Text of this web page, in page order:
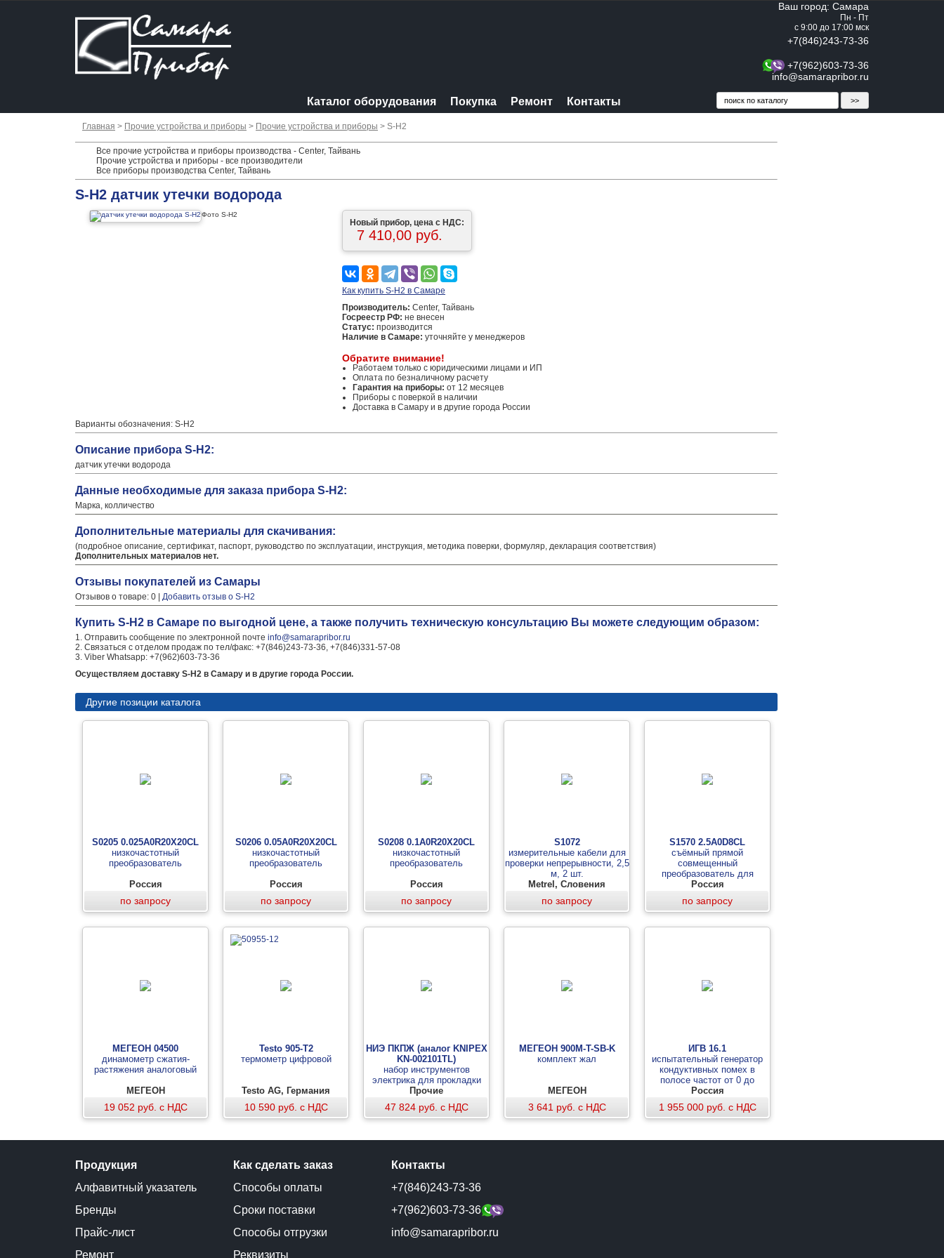
Ваш город: Самара
Пн - Пт
с 9:00 до 17:00 мск
+7(846)243-73-36
+7(962)603-73-36
info@samarapribor.ru
Каталог оборудования Покупка Ремонт Контакты
Главная > Прочие устройства и приборы > Прочие устройства и приборы > S-H2
Все прочие устройства и приборы производства - Center, Тайвань
Прочие устройства и приборы - все производители
Все приборы производства Center, Тайвань
S-H2 датчик утечки водорода
Фото S-H2
Новый прибор, цена с НДС:
7 410,00 руб.
Как купить S-H2 в Самаре
Производитель: Center, Тайвань
Госреестр РФ: не внесен
Статус: производится
Наличие в Самаре: уточняйте у менеджеров
Обратите внимание!
Работаем только с юридическими лицами и ИП
Оплата по безналичному расчету
Гарантия на приборы: от 12 месяцев
Приборы с поверкой в наличии
Доставка в Самару и в другие города России
Варианты обозначения: S-H2
Описание прибора S-H2:
датчик утечки водорода
Данные необходимые для заказа прибора S-H2:
Марка, колличество
Дополнительные материалы для скачивания:
(подробное описание, сертификат, паспорт, руководство по эксплуатации, инструкция, методика поверки, формуляр, декларация соответствия)
Дополнительных материалов нет.
Отзывы покупателей из Самары
Отзывов о товаре: 0 | Добавить отзыв о S-H2
Купить S-H2 в Самаре по выгодной цене, а также получить техническую консультацию Вы можете следующим образом:
1. Отправить сообщение по электронной почте info@samarapribor.ru
2. Связаться с отделом продаж по тел/факс: +7(846)243-73-36, +7(846)331-57-08
3. Viber Whatsapp: +7(962)603-73-36
Осуществляем доставку S-H2 в Самару и в другие города России.
Другие позиции каталога
S0205 0.025A0R20Х20CL
низкочастотный
преобразователь
Россия
по запросу
S0206 0.05A0R20Х20CL
низкочастотный
преобразователь
Россия
по запросу
S0208 0.1A0R20Х20CL
низкочастотный
преобразователь
Россия
по запросу
S1072
измерительные кабели для
проверки непрерывности, 2,5
м, 2 шт.
Metrel, Словения
по запросу
S1570 2.5A0D8CL
съёмный прямой
совмещенный
преобразователь для
толщиномера А1207С
Россия
по запросу
МЕГЕОН 04500
динамометр сжатия-
растяжения аналоговый
МЕГЕОН
19 052 руб. с НДС
Testo 905-T2
термометр цифровой
Testo AG, Германия
10 590 руб. с НДС
НИЭ ПКПЖ (аналог KNIPEX
KN-002101TL)
набор инструментов
электрика для прокладки
кабеля в производственных
и жилых помещениях
Прочие
47 824 руб. с НДС
МЕГЕОН 900M-T-SB-K
комплект жал
МЕГЕОН
3 641 руб. с НДС
ИГВ 16.1
испытательный генератор
кондуктивных помех в
полосе частот от 0 до
150кГц
Россия
1 955 000 руб. с НДС
Продукция
Алфавитный указатель
Бренды
Прайс-лист
Ремонт
Как сделать заказ
Способы оплаты
Сроки поставки
Способы отгрузки
Реквизиты
Контакты
+7(846)243-73-36
+7(962)603-73-36
info@samarapribor.ru